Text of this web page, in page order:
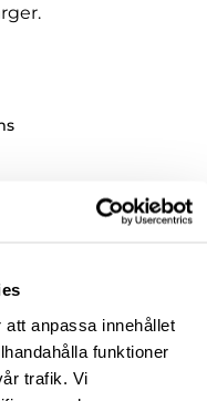
anpassa innehållet
funktioner
trafik. Vi
i lager online
i lager